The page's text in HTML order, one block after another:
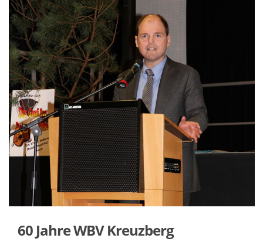
60 Jahre WBV Kreuzberg